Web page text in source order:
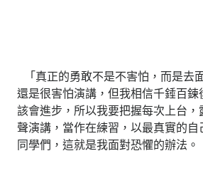
「真正的勇敢不是不害怕，而是去
還是很害怕演講，但我相信千錘百
該會進步，所以我要把握每次上台，
聲演講，當作在練習，以最真實的
同學們，這就是我面對恐懼的辦法。